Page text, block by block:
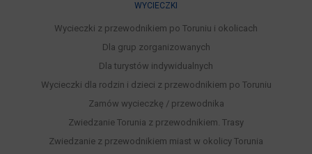
WYCIECZKI
Wycieczki z przewodnikiem po Toruniu i okolicach
Dla grup zorganizowanych
Dla turystów indywidualnych
Wycieczki dla rodzin i dzieci z przewodnikiem po Toruniu
Zamów wycieczkę / przewodnika
Zwiedzanie Torunia z przewodnikiem. Trasy
Zwiedzanie z przewodnikiem miast w okolicy Torunia